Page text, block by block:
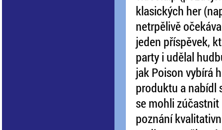
klasických her
netrpělivě
jeden příspěvek,
party i udělal
jak Poison vybírá
produktu a nabídl
se mohli
poznání